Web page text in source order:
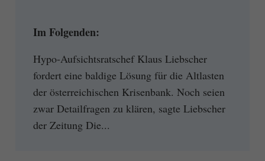
Im Folgenden:
Hypo-Aufsichtsratschef Klaus Liebscher
fordert eine baldige Lösung für die Altlasten
der österreichischen Krisenbank. Noch seien
zwar Detailfragen zu klären, sagte Liebscher
der Zeitung Die...